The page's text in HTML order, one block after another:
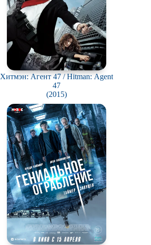
Хитмэн: Агент 47 / Hitman: Agent
47
(2015)